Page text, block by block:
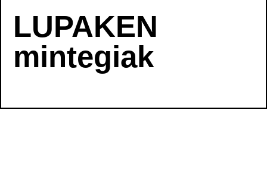
LUPAKEN
mintegiak